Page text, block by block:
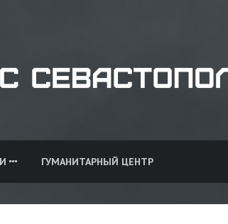
ГУМАНИТАРНЫЙ ЦЕНТР